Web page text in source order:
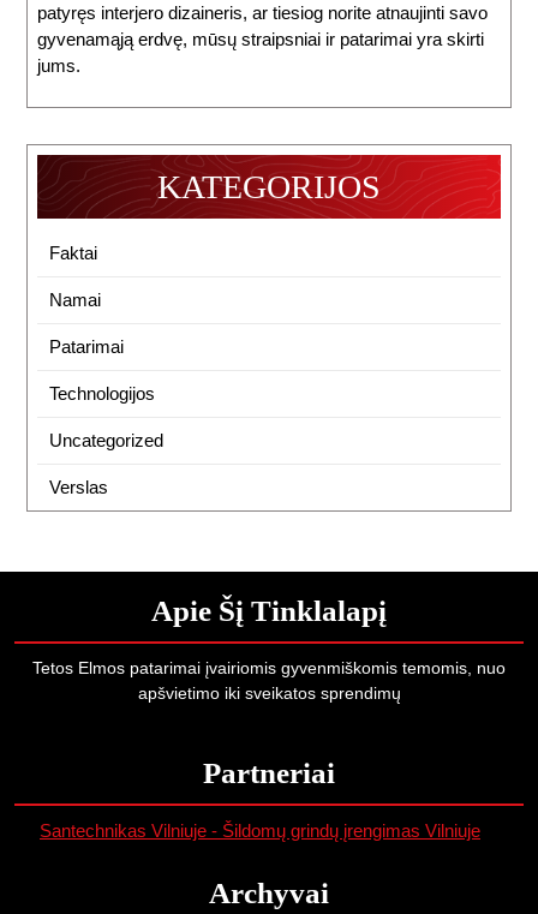
patyręs interjero dizaineris, ar tiesiog norite atnaujinti savo
gyvenamąją erdvę, mūsų straipsniai ir patarimai yra skirti
jums.
KATEGORIJOS
Faktai
Namai
Patarimai
Technologijos
Uncategorized
Verslas
Apie Šį Tinklalapį
Tetos Elmos patarimai įvairiomis gyvenmiškomis temomis, nuo
apšvietimo iki sveikatos sprendimų
Partneriai
Santechnikas Vilniuje - Šildomų grindų įrengimas Vilniuje
Archyvai